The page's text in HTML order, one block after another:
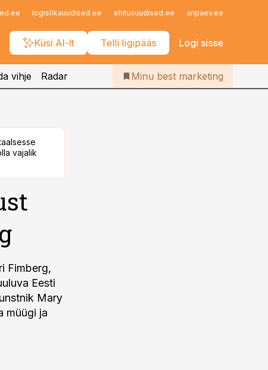
logistikauudised.ee ehitusuudised.ee aripaev.ee
Küsi AI-lt Telli ligipääs Logi sisse
Iseteenindus
Telli Bestmarketing
vihje Radar Minu best marketing
vajalik
Fimberg,
Eesti
Mary
müügi ja